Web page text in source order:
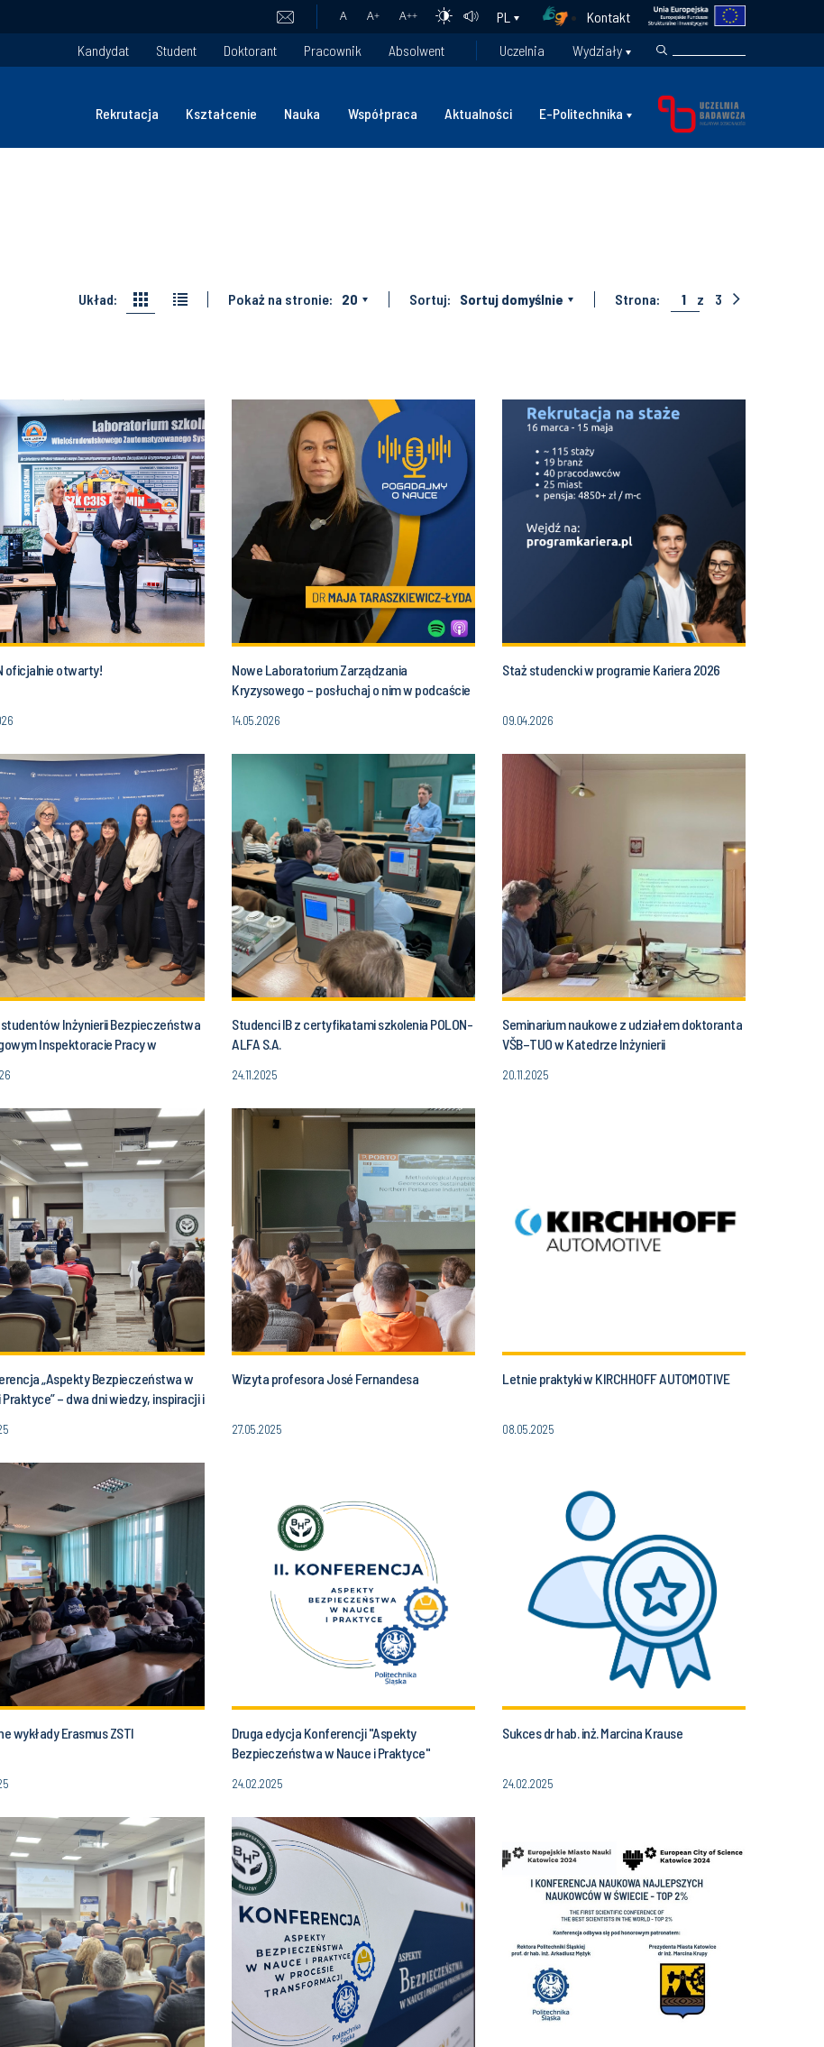
A A+ A++ PL
Kontakt
Kandydat
Student Doktorant Pracownik Absolwent Uczelnia Wydziały
Rekrutacja Kształcenie Nauka Współpraca Aktualności E-Politechnika
Układ: Pokaż na stronie: 20 Sortuj: Sortuj domyślnie Strona: 1 z 3
oficjalnie otwarty!
Nowe Laboratorium Zarządzania
Kryzysowego – posłuchaj o nim w podcaście
14.05.2026
Staż studencki w programie Kariera 2026
09.04.2026
Inżynierii Bezpieczeństwa
Inspektoracie Pracy w
Studenci IB z certyfikatami szkolenia POLON-
ALFA S.A.
24.11.2025
Seminarium naukowe z udziałem doktoranta
VŠB–TUO w Katedrze Inżynierii
20.11.2025
„Aspekty Bezpieczeństwa w
Praktyce” – dwa dni wiedzy, inspiracji i
Wizyta profesora José Fernandesa
27.05.2025
Letnie praktyki w KIRCHHOFF AUTOMOTIVE
08.05.2025
wykłady Erasmus ZSTI
Druga edycja Konferencji "Aspekty
Bezpieczeństwa w Nauce i Praktyce"
24.02.2025
Sukces dr hab. inż. Marcina Krause
24.02.2025